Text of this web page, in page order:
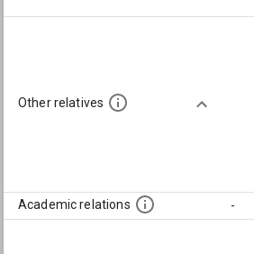
Other relatives
Academic relations -